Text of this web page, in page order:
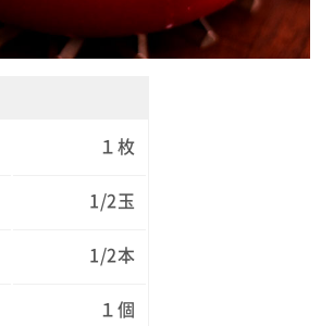
１枚
1/2玉
1/2本
１個